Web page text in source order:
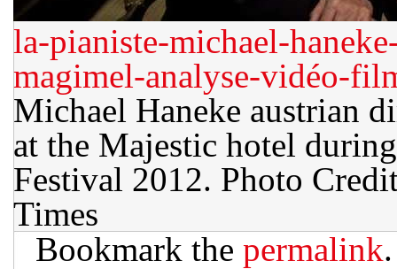
la-pianiste-michael-
magimel-analyse-vidéo-
Michael Haneke austrian
at the Majestic hotel
Festival 2012. Photo
Times
Bookmark the permalink.